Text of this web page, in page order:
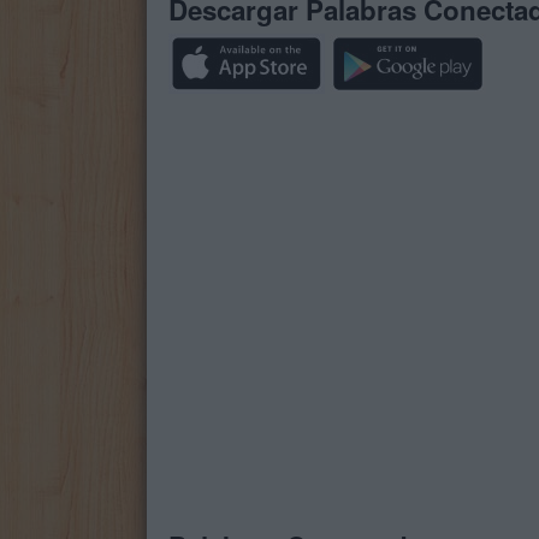
Descargar Palabras